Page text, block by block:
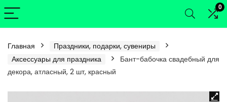
0
Главная
Праздники, подарки, сувениры
Аксессуары для праздника
Бант-бабочка свадебный для
декора, атласный, 2 шт, красный